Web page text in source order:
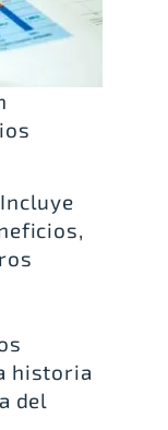
Incluye
historia
del